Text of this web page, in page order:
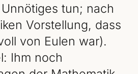
tun; nach
Vorstellung, dass
von Eulen war).
Ihm noch